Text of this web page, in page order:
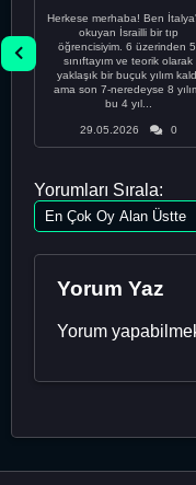
Herkese merhaba! Ben İtalya'da
okuyan İsrailli bir tıp
öğrencisiyim. 6 üzerinden 5.
sınıftayım ve teorik olarak
yaklaşık bir buçuk yılım
ama son 7-neredeyse 8
bu 4 yıl...
29.05.2026 0
Yorumları Sırala:
Yorum Yaz
Yorum